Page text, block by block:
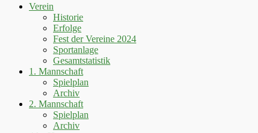
scrollenVerein
Historie
Erfolge
Fest der Vereine 2024
Sportanlage
Gesamtstatistik
1. Mannschaft
Spielplan
Archiv
2. Mannschaft
Spielplan
Archiv